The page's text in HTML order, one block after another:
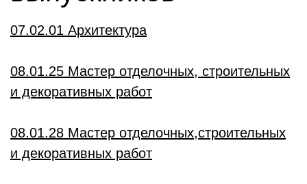
07.02.01 Архитектура
08.01.25 Мастер отделочных, строительных
и декоративных работ
08.01.28 Мастер отделочных,строительных
и декоративных работ